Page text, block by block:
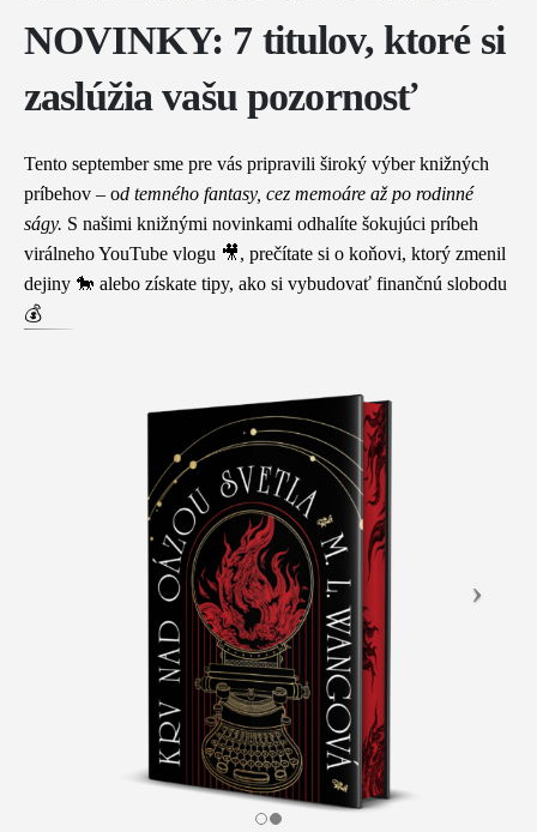
NOVINKY: 7 titulov, ktoré si
zaslúžia vašu pozornosť
Tento september sme pre vás pripravili široký výber knižných
príbehov – od temného fantasy, cez memoáre až po rodinné
ságy. S našimi knižnými novinkami odhalíte šokujúci príbeh
virálneho YouTube vlogu 🎥, prečítate si o koňovi, ktorý zmenil
dejiny 🐎 alebo získate tipy, ako si vybudovať finančnú slobodu
💰